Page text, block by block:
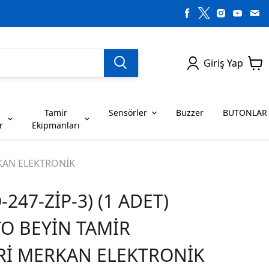
Giriş Yap
SENSÖRLER
BUTONLAR
SERİSİ ENTEGRELER
ENTEGRELER G SERİSİ ENTEGRELER
ENTEGRELER K SERİSİ ENTEGRELER
Dirençler
Tamir
Ekipmanları
Sensörler Buzzer BUTONLAR
ELEKTRONİK
247-ZİP-3) (1 ADET)
BEYİN TAMİR
MERKAN ELEKTRONİK